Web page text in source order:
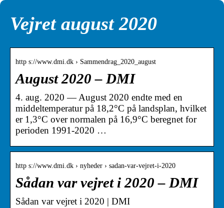
Vejret august 2020
http s://www.dmi.dk › Sammendrag_2020_august
August 2020 – DMI
4. aug. 2020 — August 2020 endte med en
middeltemperatur på 18,2°C på landsplan, hvilket
er 1,3°C over normalen på 16,9°C beregnet for
perioden 1991-2020 …
http s://www.dmi.dk › nyheder › sadan-var-vejret-i-2020
Sådan var vejret i 2020 – DMI
Sådan var vejret i 2020 | DMI